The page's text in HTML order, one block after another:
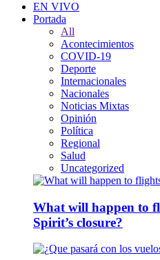
EN VIVO
Portada
All
Acontecimientos
COVID-19
Deporte
Internacionales
Nacionales
Noticias Mixtas
Opinión
Política
Regional
Salud
Uncategorized
What will happen to
Spirit’s closure?